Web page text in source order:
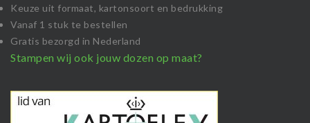
Keuze uit formaat, kartonsoort en bedrukking
Vanaf 1 stuk te bestellen
Gratis bezorgd in Nederland
Stampen wij ook jouw dozen op maat?